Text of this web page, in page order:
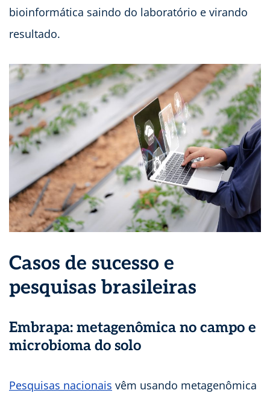
bioinformática saindo do laboratório e virando
resultado.
Casos de sucesso e
pesquisas brasileiras
Embrapa: metagenômica no campo e
microbioma do solo
Pesquisas nacionais vêm usando metagenômica